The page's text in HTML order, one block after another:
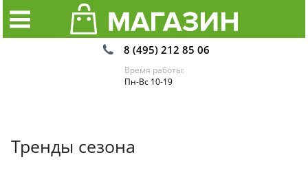
8 (495) 212 85 06
Время работы:
Пн-Вс 10-19
Тренды сезона